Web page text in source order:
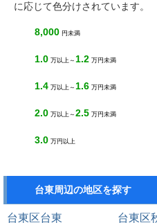
に応じて色分けされています。
8,000 円未満
1.0 万以上～ 1.2 万円未満
1.4 万以上～ 1.6 万円未満
2.0 万以上～ 2.5 万円未満
3.0 万円以上
台東周辺の地区を探す
台東区台東
台東区